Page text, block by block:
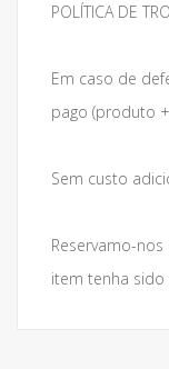
POLÍTICA DE
Em caso de
pago (produto
Sem custo
Reservamo-
item tenha